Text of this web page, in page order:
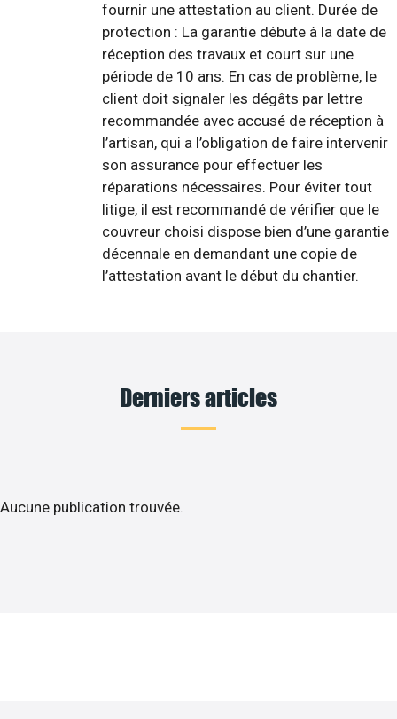
fournir une attestation au client. Durée de
protection : La garantie débute à la date de
réception des travaux et court sur une
période de 10 ans. En cas de problème, le
client doit signaler les dégâts par lettre
recommandée avec accusé de réception à
l’artisan, qui a l’obligation de faire intervenir
son assurance pour effectuer les
réparations nécessaires. Pour éviter tout
litige, il est recommandé de vérifier que le
couvreur choisi dispose bien d’une garantie
décennale en demandant une copie de
l’attestation avant le début du chantier.
Derniers articles
Aucune publication trouvée.